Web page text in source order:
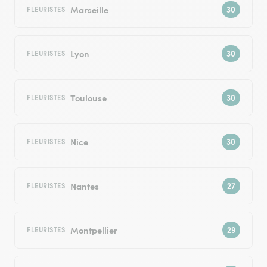
FLEURISTES Marseille
FLEURISTES Lyon
FLEURISTES Toulouse
FLEURISTES Nice
FLEURISTES Nantes
FLEURISTES Montpellier